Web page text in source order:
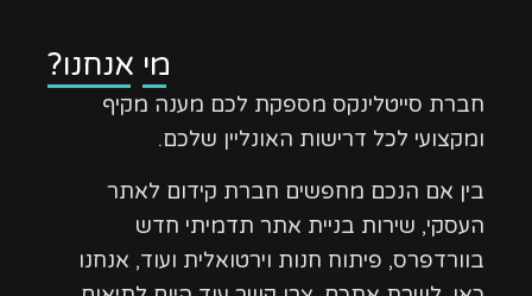
מי אנחנו?
חברת סייטלינקס מספקת לכם מענה מקיף
ומקצועי לכל דרישות האונליין שלכם.
בין אם הנכם מחפשים חברת קידום לאתר
העסקי, שירות בניית אתר תדמיתי חדש
בוורדפרס, פיתוח חנות וירטואלית ועוד, אנחנו